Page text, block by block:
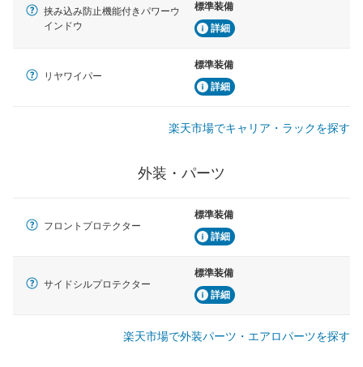
挟み込み防止機能付きパワーウ
インドウ
標準装備
詳細
リヤワイパー
標準装備
詳細
楽天市場でキャリア・ラックを探す
外装・パーツ
フロントプロテクター
標準装備
詳細
サイドシルプロテクター
標準装備
詳細
楽天市場で外装パーツ・エアロパーツを探す